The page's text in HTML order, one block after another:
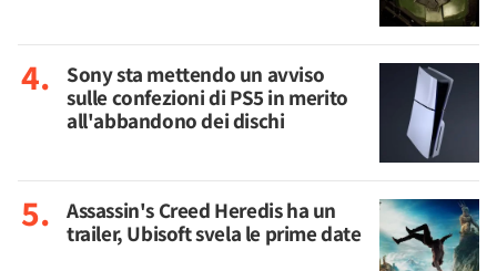
Sony sta mettendo un avviso
sulle confezioni di PS5 in merito
all'abbandono dei dischi
Assassin's Creed Heredis ha un
trailer, Ubisoft svela le prime date